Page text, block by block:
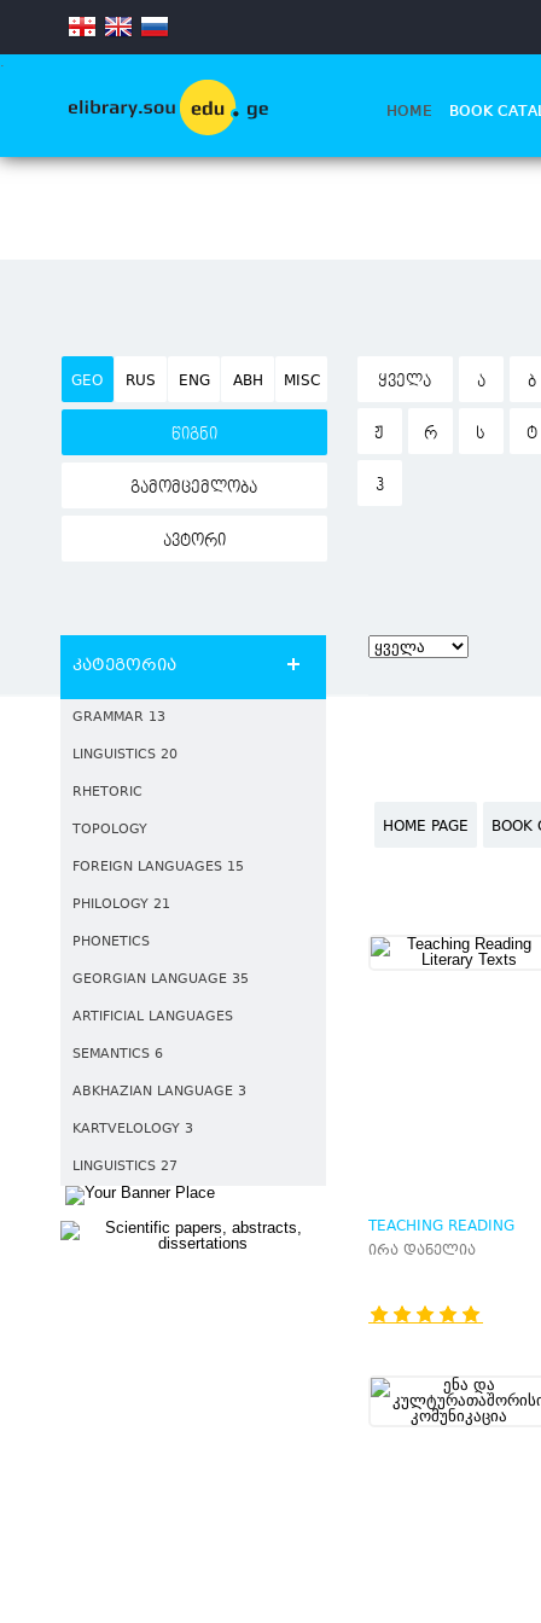
.
HOME BOOK
GEO RUS ENG ABH MISC
წიგნი
გამომცემლობა
ავტორი
ᲧᲕᲔᲚᲐ Ა Ბ
Ჟ Რ Ს Ტ
Ჰ
კატეგორია
GRAMMAR 13
LINGUISTICS 20
RHETORIC
TOPOLOGY
FOREIGN LANGUAGES 15
PHILOLOGY 21
PHONETICS
GEORGIAN LANGUAGE 35
ARTIFICIAL LANGUAGES
SEMANTICS 6
ABKHAZIAN LANGUAGE 3
KARTVELOLOGY 3
LINGUISTICS 27
HOME PAGE BOOK
TEACHING READING
LITERARY TEXTS
ირა დანელია